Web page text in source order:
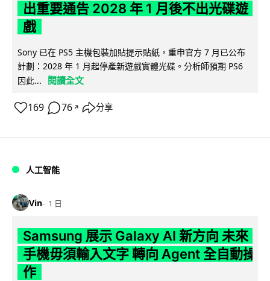
出重要通告 2028 年 1 月後不出光碟遊
戲
Sony 已在 PS5 主機包裝加貼提示貼紙，重申官方 7 月已公布
計劃：2028 年 1 月起停產新遊戲實體光碟。分析師預期 PS6
因此...
閱讀全文
169 76 ↗ 分享
人工智能
Vin 1 日
Samsung 展示 Galaxy AI 新方向 未來
手機毋須輸入文字 轉向 Agent 全自動操
作